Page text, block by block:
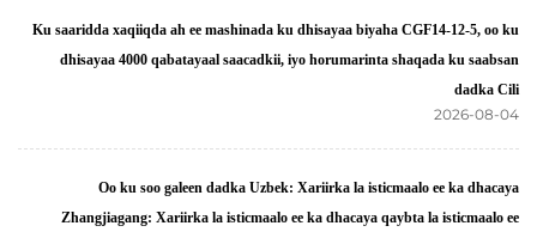
Ku saaridda xaqiiqda ah ee mashinada ku dhisayaa biyaha CGF14-
dhisayaa 4000 qabatayaal saacadkii, iyo horumarinta shaqada
Oo ku soo galeen dadka Uzbek: Xariirka la isticmaalo ee
Zhangjiagang: Xariirka la isticmaalo ee ka dhacaya qaybta la